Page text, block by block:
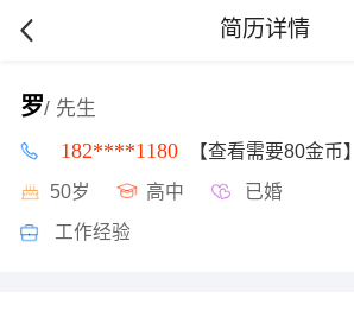
简历详情
罗/ 先生
182****1180 【查看需要80金币】
50岁 高中 已婚
工作经验